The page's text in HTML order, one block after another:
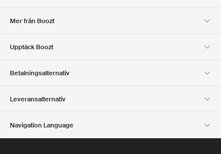
Mer från Boozt
Club Boozt
Upptäck Boozt
Press & utmärkelser
Betalningsalternativ
Leveransalternativ
Navigation Language